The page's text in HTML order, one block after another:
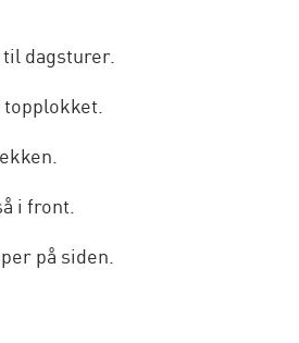
dagsturer.
topplokket.
i front.
på siden.